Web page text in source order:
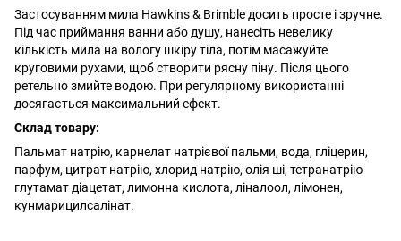
Застосуванням мила Hawkins & Brimble досить просте і зручне.
Під час приймання ванни або душу, нанесіть невелику
кількість мила на вологу шкіру тіла, потім масажуйте
круговими рухами, щоб створити рясну піну. Після цього
ретельно змийте водою. При регулярному використанні
досягається максимальний ефект.
Склад товару:
Пальмат натрію, карнелат натрієвої пальми, вода, гліцерин,
парфум, цитрат натрію, хлорид натрію, олія ші, тетранатрію
глутамат діацетат, лимонна кислота, ліналоол, лімонен,
кунмарицилсалінат.